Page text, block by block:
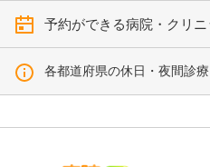
予約ができる病院・クリ
各都道府県の休日・夜間診